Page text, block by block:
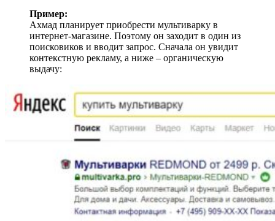
Пример:
Ахмад планирует приобрести мультиварку в
интернет-магазине. Поэтому он заходит в один из
поисковиков и вводит запрос. Сначала он увидит
контекстную рекламу, а ниже – органическую
выдачу: